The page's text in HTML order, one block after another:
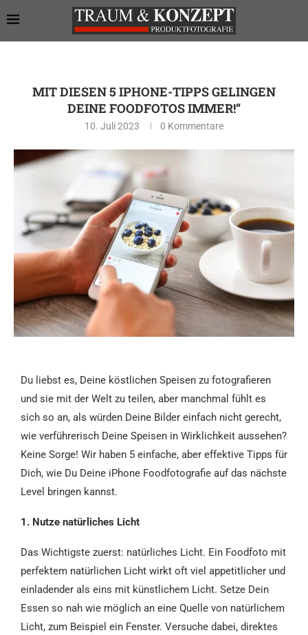
MIT DIESEN 5 IPHONE-TIPPS GELINGEN
DEINE FOODFOTOS IMMER!“
10. Juli 2023 0 Kommentare
Du liebst es, Deine köstlichen Speisen zu fotografieren
und sie mit der Welt zu teilen, aber manchmal fühlt es
sich so an, als würden Deine Bilder einfach nicht gerecht,
wie verführerisch Deine Speisen in Wirklichkeit aussehen?
Keine Sorge! Wir haben 5 einfache, aber effektive Tipps für
Dich, wie Du Deine iPhone Foodfotografie auf das nächste
Level bringen kannst.
1. Nutze natürliches Licht
Das Wichtigste zuerst: natürliches Licht. Ein Foodfoto mit
perfektem natürlichen Licht wirkt oft viel appetitlicher und
einladender als eins mit künstlichem Licht. Setze Dein
Essen so nah wie möglich an eine Quelle von natürlichem
Licht, zum Beispiel ein Fenster. Versuche dabei, direktes